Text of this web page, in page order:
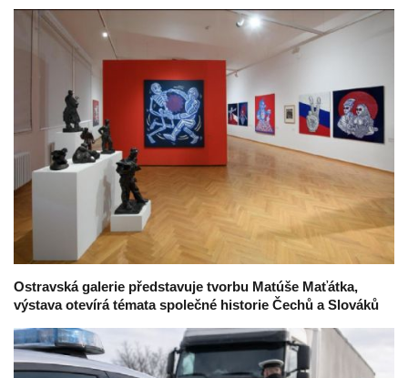
Ostravská galerie představuje tvorbu Matúše Maťátka,
výstava otevírá témata společné historie Čechů a Slováků